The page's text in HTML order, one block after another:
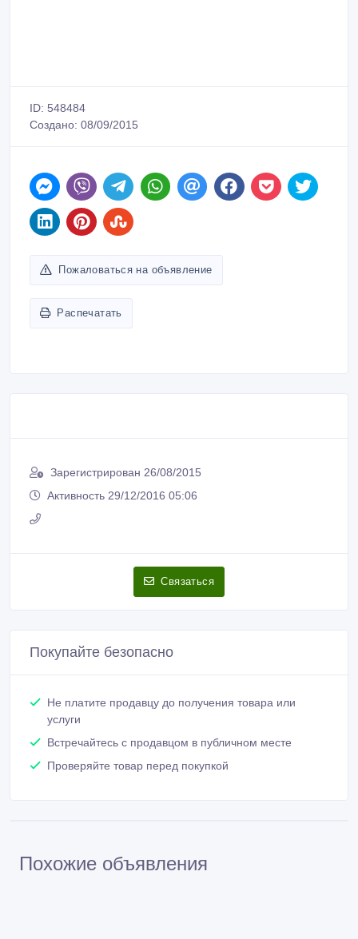
ID: 548484
Создано: 08/09/2015
Пожаловаться на объявление
Распечатать
Зарегистрирован 26/08/2015
Активность 29/12/2016 05:06
Связаться
Покупайте безопасно
Не платите продавцу до получения товара или
услуги
Встречайтесь с продавцом в публичном месте
Проверяйте товар перед покупкой
Похожие объявления